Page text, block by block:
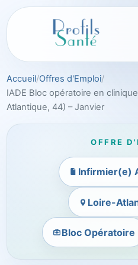
Aller
au
Accueil Offres d'Emploi
IADE Bloc opératoire en
Atlantique, 44) – Janvier
OFFRE
Infirmier(e)
Loire-
Bloc Opératoire